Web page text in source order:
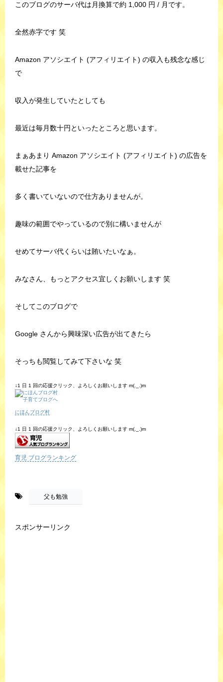
このブログのサーバ代は月換算で約 1,000 円 / 月です。
全然赤字です 笑
Amazon アソシエイト (アフィリエイト) の収入も残念な感じ
で
収入が発生していたとしても
最近は毎月数十円といったところと思います。
まぁあまり Amazon アソシエイト (アフィリエイト) の広告を
載せた記事を
多く書いていないので仕方ありませんが。
趣味の範囲でやっているので別に構いませんが
せめてサーバ代くらいは賄いたいなぁ。
みなさん、もっとアクセス宜しくお願いします 笑
そしてこのブログで
Google さんから興味深い広告が出てきたら
そっちも閲覧してみて下さいな 笑
↓1 日 1 回の応援クリック、よろしくお願いします m(._.)m
にほんブログ村
↓1 日 1 回の応援クリック、よろしくお願いします m(._.)m
育児 ブログランキング
父も勉強
スポンサーリンク